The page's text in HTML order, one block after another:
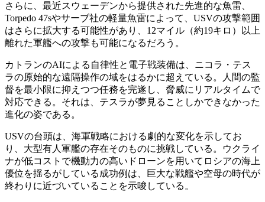
さらに、最近スウェーデンから提供された先進的な魚雷、
Torpedo 47sやサーブ社の軽量魚雷によって、USVの攻撃範囲
はさらに拡大する可能性があり、12マイル（約19キロ）以上
離れた軍艦への攻撃も可能になるだろう。
カトランのAIによる自律性と電子戦装備は、ニコラ・テス
ラの原始的な遠隔操作の域をはるかに超えている。人間の監
督を最小限に抑えつつ任務を完遂し、脅威にリアルタイムで
対応できる。それは、テスラが夢見ることしかできなかった
進化の姿である。
USVの台頭は、海軍戦略における劇的な変化を示してお
り、大型有人軍艦の存在そのものに挑戦している。ウクライ
ナが低コストで機動力の高いドローンを用いてロシアの海上
優位を揺るがしている成功例は、巨大な戦艦や空母の時代が
終わりに近づいていることを示唆している。